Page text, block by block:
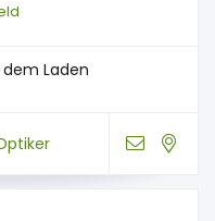
Laden